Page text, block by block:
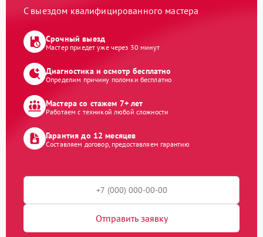
С выездом квалифицированного мастера
Срочный выезд
Мастер приедет уже через 30 минут
Диагностика и осмотр бесплатно
Определим причину поломки бесплатно
Мастера со стажем 7+ лет
Работаем с техникой любой сложности
Гарантия до 12 месяцев
Составляем договор, предоставляем гарантию
Отправить заявку